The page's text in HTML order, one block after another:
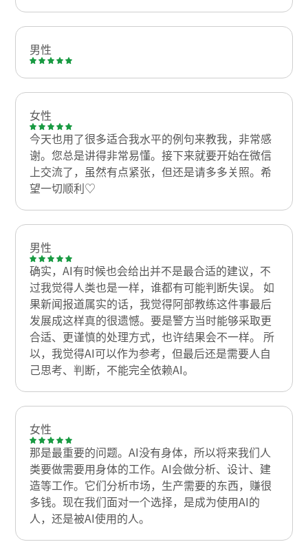
男性
女性
今天也用了很多适合我水平的例句来教我，非常感
谢。您总是讲得非常易懂。接下来就要开始在微信
上交流了，虽然有点紧张，但还是请多多关照。希
望一切顺利♡
男性
确实，AI有时候也会给出并不是最合适的建议，不
过我觉得人类也是一样，谁都有可能判断失误。 如
果新闻报道属实的话，我觉得阿部教练这件事最后
发展成这样真的很遗憾。要是警方当时能够采取更
合适、更谨慎的处理方式，也许结果会不一样。 所
以，我觉得AI可以作为参考，但最后还是需要人自
己思考、判断，不能完全依赖AI。
女性
那是最重要的问题。AI没有身体，所以将来我们人
类要做需要用身体的工作。AI会做分析、设计、建
造等工作。它们分析市场，生产需要的东西，赚很
多钱。现在我们面对一个选择，是成为使用AI的
人，还是被AI使用的人。